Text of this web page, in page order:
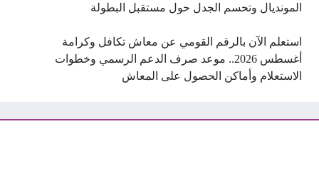
المونديال وتحسم الجدل حول مستقبل البطولة
استعلم الآن بالرقم القومي عن معاش تكافل وكرامة
أغسطس 2026.. موعد صرف الدعم الرسمي وخطوات
الاستعلام وأماكن الحصول على المعاش